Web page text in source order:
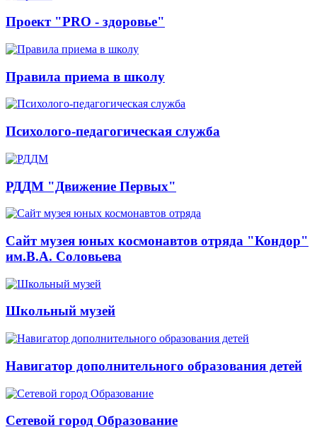
Проект "PRO - здоровье"
Правила приема в школу
Психолого-педагогическая служба
РДДМ "Движение Первых"
Сайт музея юных космонавтов отряда "Кондор"
им.В.А. Соловьева
Школьный музей
Навигатор дополнительного образования детей
Сетевой город Образование